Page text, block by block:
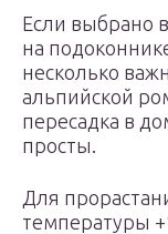
Если выбрано
на
несколько
альпийской
пересадка в
просты.
Для
температуры